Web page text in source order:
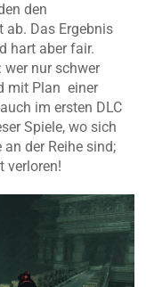
den
ab. Das Ergebnis
hart aber fair.
wer nur schwer
mit Plan einer
im ersten DLC
Spiele, wo sich
der Reihe sind;
verloren!